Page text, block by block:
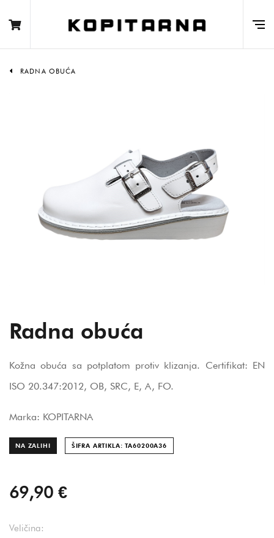
RADNA OBUĆA
Radna obuća
Kožna obuća sa potplatom protiv klizanja. Certifikat: EN
ISO 20.347:2012, OB, SRC, E, A, FO.
Marka: KOPITARNA
NA ZALIHI ŠIFRA ARTIKLA: TA60200A36
69,90 €
Veličina: